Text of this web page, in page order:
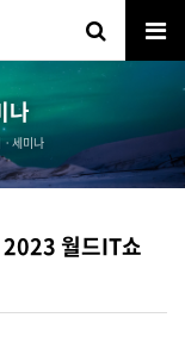
나
세미나
2023 월드IT쇼